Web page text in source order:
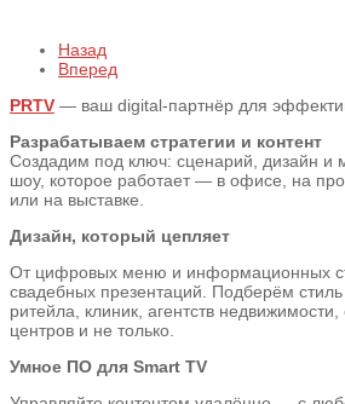
Назад
Вперед
PRTV — ваш digital-партнёр для
Разрабатываем стратегии и контент
Создадим под ключ: сценарий, дизайн и
шоу, которое работает — в офисе, на
или на выставке.
Дизайн, который цепляет
От цифровых меню и информационных
свадебных презентаций. Подберём
ритейла, клиник, агентств
центров и не только.
Умное ПО для Smart TV